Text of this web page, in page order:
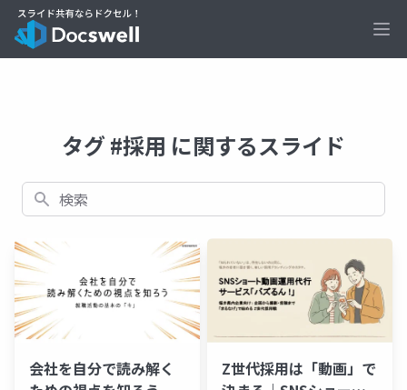
タグ #採用 に関するスライド
検索
会社を自分で読み解く
Z世代採用は「動画」で